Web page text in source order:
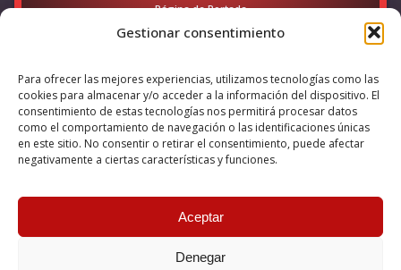
Gestionar consentimiento
Para ofrecer las mejores experiencias, utilizamos tecnologías como las
cookies para almacenar y/o acceder a la información del dispositivo. El
consentimiento de estas tecnologías nos permitirá procesar datos
como el comportamiento de navegación o las identificaciones únicas
en este sitio. No consentir o retirar el consentimiento, puede afectar
negativamente a ciertas características y funciones.
Aceptar
Denegar
Página de Portada
LEGAL
Política de Privacidad
Política de Cookies
Accesibilidad
Esta empresa ha sido beneficiaria del bono Kit Digital y lo ha
internet, financiado por la Unión Europea – NextGeneration EU
© 2026 Guillermo Martínez | Todos los derechos reservados |